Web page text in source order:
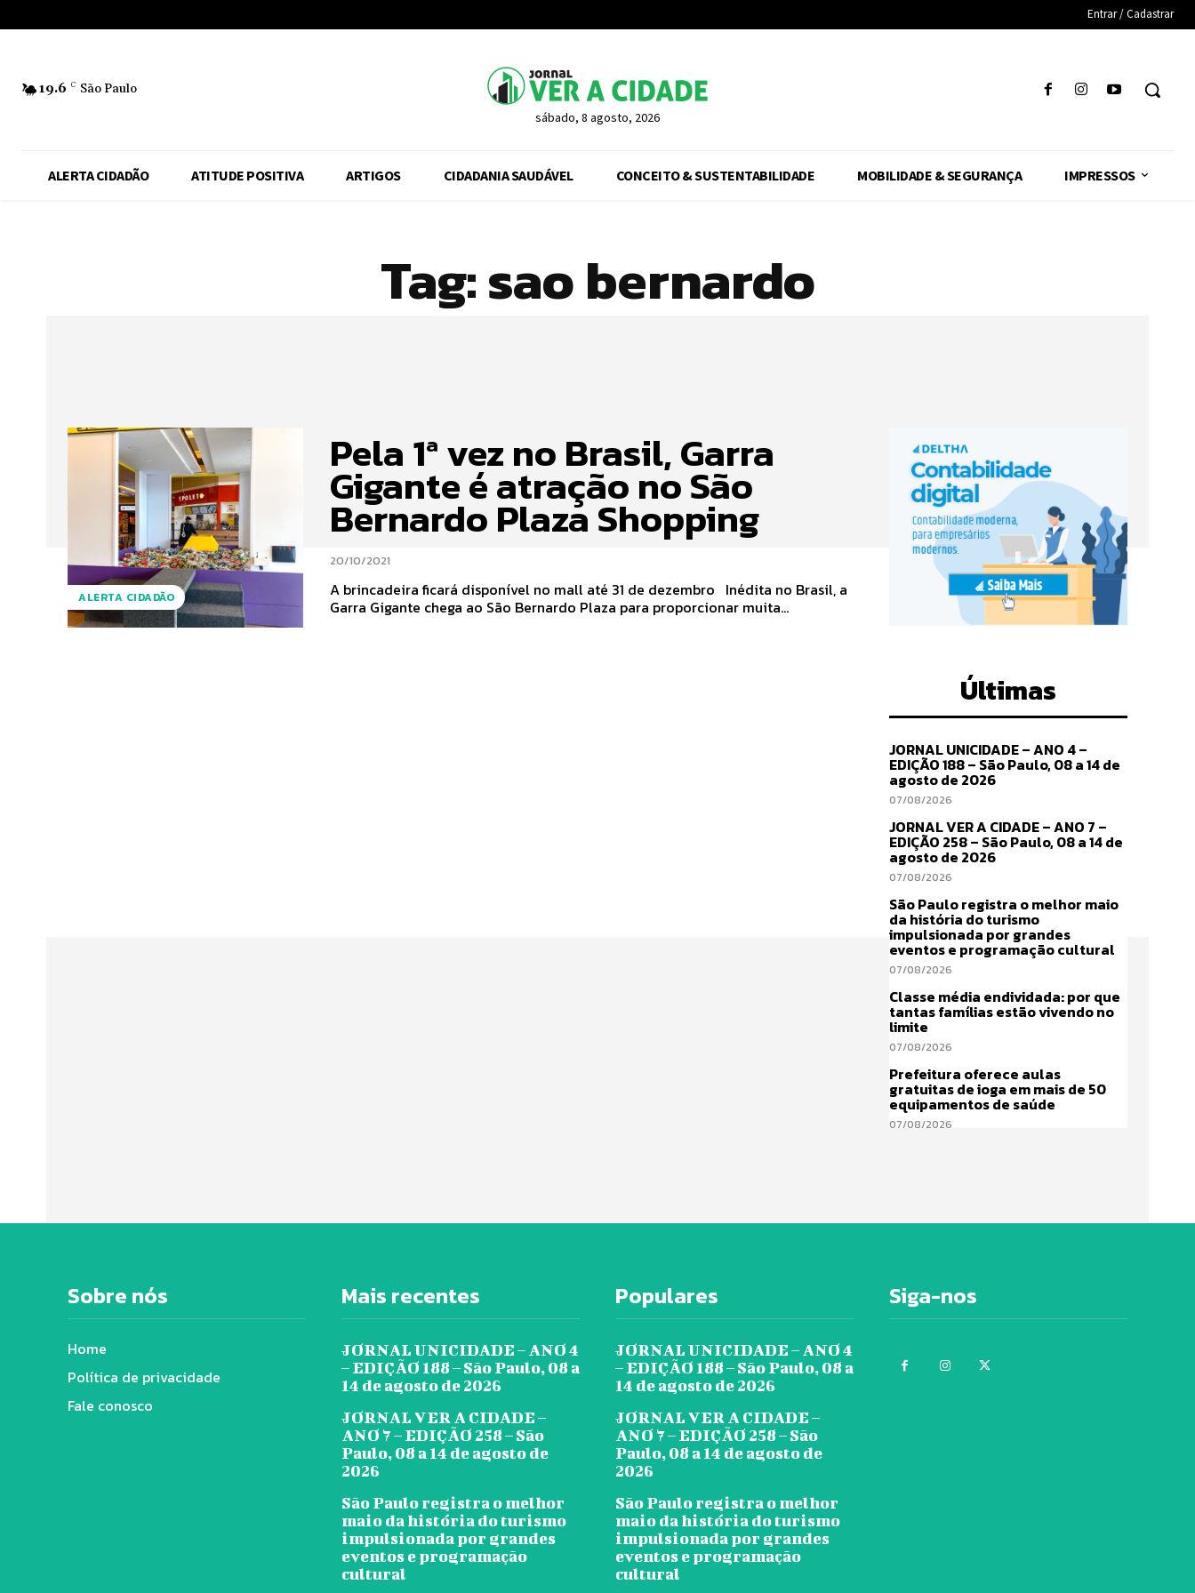
Entrar / Cadastrar
19.6 C São Paulo
sábado, 8 agosto, 2026
ALERTA CIDADÃO ATITUDE POSITIVA ARTIGOS CIDADANIA SAUDÁVEL CONCEITO & SUSTENTABILIDADE MOBILIDADE & SEGURANÇA IMPRESSOS
Tag:sao bernardo
ALERTA CIDADÃO
Pela 1ª vez no Brasil, Garra
Gigante é atração no São
Bernardo Plaza Shopping
20/10/2021
A brincadeira ficará disponível no mall até 31 de dezembro Inédita no Brasil, a
Garra Gigante chega ao São Bernardo Plaza para proporcionar muita...
Últimas
JORNAL UNICIDADE – ANO 4 –
EDIÇÃO 188 – São Paulo, 08 a 14 de
agosto de 2026
07/08/2026
JORNAL VER A CIDADE – ANO 7 –
EDIÇÃO 258 – São Paulo, 08 a 14 de
agosto de 2026
07/08/2026
São Paulo registra o melhor maio
da história do turismo
impulsionada por grandes
eventos e programação cultural
07/08/2026
Classe média endividada: por que
tantas famílias estão vivendo no
limite
07/08/2026
Prefeitura oferece aulas
gratuitas de ioga em mais de 50
equipamentos de saúde
07/08/2026
Sobre nós
Home
Política de privacidade
Fale conosco
Mais recentes
JORNAL UNICIDADE – ANO 4
– EDIÇÃO 188 – São Paulo, 08 a
14 de agosto de 2026
JORNAL VER A CIDADE –
ANO 7 – EDIÇÃO 258 – São
Paulo, 08 a 14 de agosto de
2026
São Paulo registra o melhor
maio da história do turismo
impulsionada por grandes
eventos e programação
cultural
Populares
JORNAL UNICIDADE – ANO 4
– EDIÇÃO 188 – São Paulo, 08 a
14 de agosto de 2026
JORNAL VER A CIDADE –
ANO 7 – EDIÇÃO 258 – São
Paulo, 08 a 14 de agosto de
2026
São Paulo registra o melhor
maio da história do turismo
impulsionada por grandes
eventos e programação
cultural
Siga-nos